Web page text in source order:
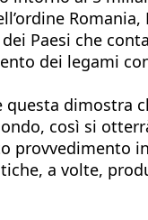
Romania,
Paesi che
dei legami
dimostra
così si
provvedimento
a volte,